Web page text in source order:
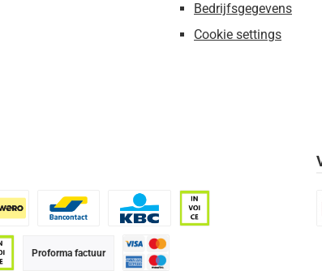
Bedrijfsgegevens
Cookie settings
Wero
Proforma factuur